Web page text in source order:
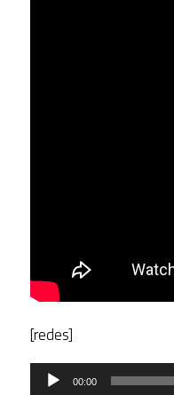
[redes]
Tocador
00:00